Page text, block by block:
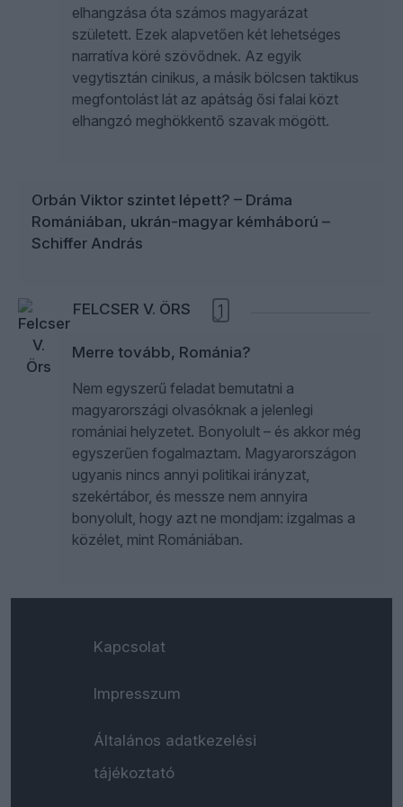
elhangzása óta számos magyarázat
született. Ezek alapvetően két lehetséges
narratíva köré szövődnek. Az egyik
vegytisztán cinikus, a másik bölcsen taktikus
megfontolást lát az apátság ősi falai közt
elhangzó meghökkentő szavak mögött.
Orbán Viktor szintet lépett? – Dráma
Romániában, ukrán-magyar kémháború –
Schiffer András
FELCSER V. ÖRS 1
Merre tovább, Románia?
Nem egyszerű feladat bemutatni a
magyarországi olvasóknak a jelenlegi
romániai helyzetet. Bonyolult – és akkor még
egyszerűen fogalmaztam. Magyarországon
ugyanis nincs annyi politikai irányzat,
szekértábor, és messze nem annyira
bonyolult, hogy azt ne mondjam: izgalmas a
közélet, mint Romániában.
Kapcsolat
Impresszum
Általános adatkezelési
tájékoztató